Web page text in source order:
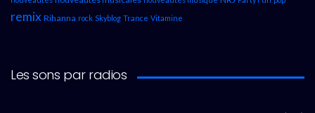
remix Rihanna rock Skyblog Trance Vitamine
Les sons par radios